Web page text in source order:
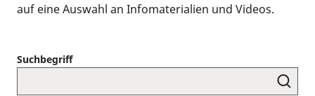
auf eine Auswahl an Infomaterialien und Videos.
Suchbegriff